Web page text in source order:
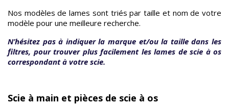
Nos modèles de lames sont triés par taille et nom de votre
modèle pour une meilleure recherche.
N’hésitez pas à indiquer la marque et/ou la taille dans les
filtres, pour trouver plus facilement les lames de scie à os
correspondant à votre scie.
Scie à main et pièces de scie à os